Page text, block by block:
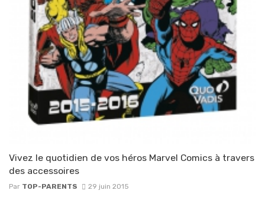
Vivez le quotidien de vos héros Marvel Comics à travers
des accessoires
Par TOP-PARENTS 29 juin 2015